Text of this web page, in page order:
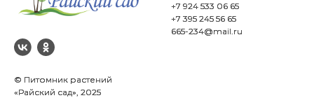
© Питомник растений
«Райский сад», 2025
+7 924 533 06 65
+7 395 245 56 65
665-234@mail.ru